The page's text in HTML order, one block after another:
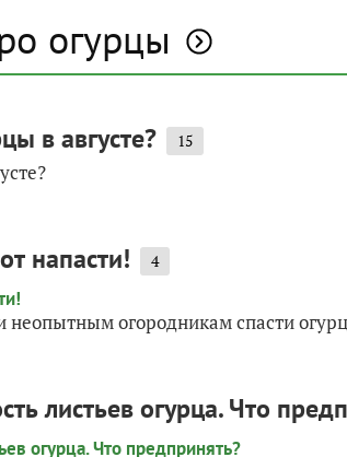
огурцы
в августе? 15
напасти! 4
огородникам спасти
листьев огурца. Что